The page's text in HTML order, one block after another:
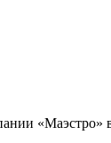
«Маэстро»